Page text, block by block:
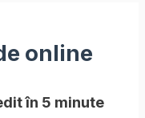
online
în 5 minute